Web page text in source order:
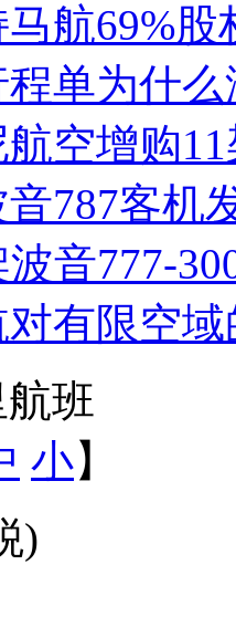
航69%股
单为什
空增购
音787客机
音777-
有限空
班
小】
)